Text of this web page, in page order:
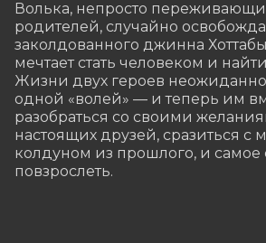
Волька, непросто
родителей, случайно
заколдованного джинна
мечтает стать человеком и
Жизни двух героев
одной «волей» — и теперь им
разобраться со своими
настоящих друзей, сразиться с
колдуном из прошлого, и
повзрослеть.